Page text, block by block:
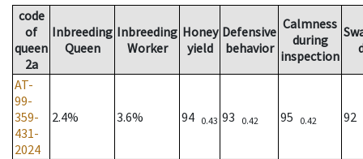
code
of
queen
2a
Inbreeding
Queen
Inbreeding
Worker
Honey
yield
Defensive
behavior
Calmness
during
inspection
AT-
99-
359-
431-
2024
2.4% 3.6% 94 0.43 93 0.42 95 0.42 92